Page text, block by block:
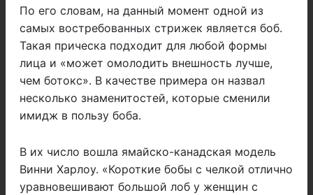
По его словам, на данный момент одной из
самых востребованных стрижек является боб.
Такая прическа подходит для любой формы
лица и «может омолодить внешность лучше,
чем ботокс». В качестве примера он назвал
несколько знаменитостей, которые сменили
имидж в пользу боба.
В их число вошла ямайско-канадская модель
Винни Харлоу. «Короткие бобы с челкой отлично
уравновешивают большой лоб у женщин с